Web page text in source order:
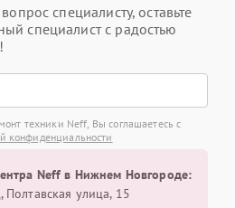
специалисту, оставьте
специалист с радостью
техники Neff, Вы соглашаетесь с
конфиденциальности
Neff в Нижнем Новгороде:
улица, 15